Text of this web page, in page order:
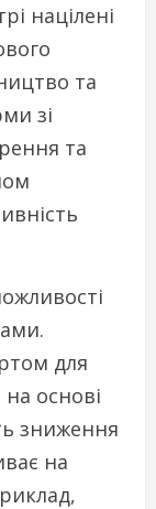
націлені
та
зі
та
для
основі
зниження
на